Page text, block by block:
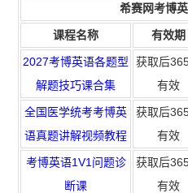
希赛网考博
课程名称 有效期
2027考博英语各题型
解题技巧课合集
获取后
有效
全国医学统考考博英
语真题讲解视频教程
获取后
有效
考博英语1V1问题诊
断课
获取后
有效